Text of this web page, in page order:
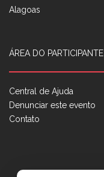
Alagoas
ÁREA DO PARTICIPANTE
Central de Ajuda
Denunciar este evento
Contato